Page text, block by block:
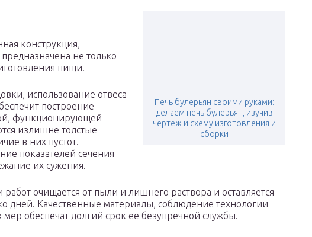
Печь булерьян своими руками:
делаем печь булерьян, изучив
чертеж и схему изготовления и
сборки
конструкция,
не только
пищи.
использование отвеса
построение
функционирующей
излишне толстые
в них пустот.
показателей сечения
их сужения.
работ очищается от пыли и лишнего раствора и оставляется
дней. Качественные материалы, соблюдение технологии
обеспечат долгий срок ее безупречной службы.